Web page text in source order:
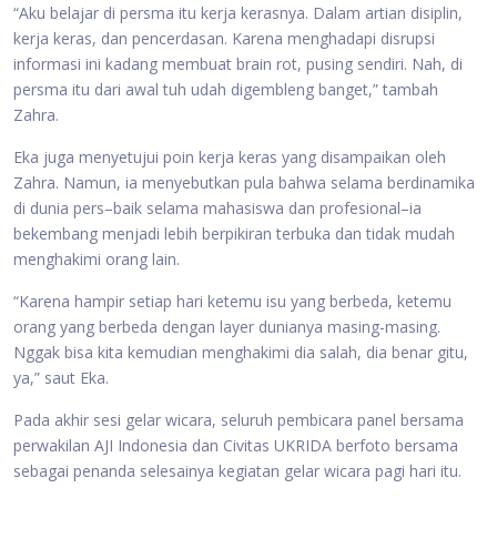
“Aku belajar di persma itu kerja kerasnya. Dalam artian disiplin,
kerja keras, dan pencerdasan. Karena menghadapi disrupsi
informasi ini kadang membuat brain rot, pusing sendiri. Nah, di
persma itu dari awal tuh udah digembleng banget,” tambah
Zahra.
Eka juga menyetujui poin kerja keras yang disampaikan oleh
Zahra. Namun, ia menyebutkan pula bahwa selama berdinamika
di dunia pers–baik selama mahasiswa dan profesional–ia
bekembang menjadi lebih berpikiran terbuka dan tidak mudah
menghakimi orang lain.
“Karena hampir setiap hari ketemu isu yang berbeda, ketemu
orang yang berbeda dengan layer dunianya masing-masing.
Nggak bisa kita kemudian menghakimi dia salah, dia benar gitu,
ya,” saut Eka.
Pada akhir sesi gelar wicara, seluruh pembicara panel bersama
perwakilan AJI Indonesia dan Civitas UKRIDA berfoto bersama
sebagai penanda selesainya kegiatan gelar wicara pagi hari itu.